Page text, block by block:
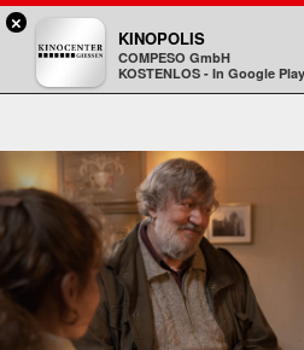
Kinopolis
×
KINOPOLIS
COMPESO GmbH
KOSTENLOS - In Google Play